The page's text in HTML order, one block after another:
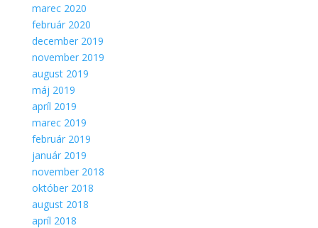
marec 2020
február 2020
december 2019
november 2019
august 2019
máj 2019
apríl 2019
marec 2019
február 2019
január 2019
november 2018
október 2018
august 2018
apríl 2018